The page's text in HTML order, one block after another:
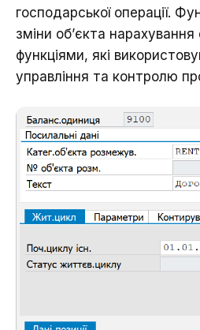
господарської операції.
зміни об’єкта
функціями, які
управління та контролю